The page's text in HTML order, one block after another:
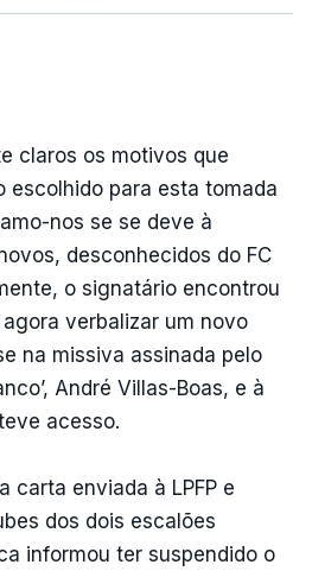
claros os motivos que
escolhido para esta tomada
nos se se deve à
desconhecidos do FC
o signatário encontrou
verbalizar um novo
na missiva assinada pelo
André Villas-Boas, e à
acesso.
carta enviada à LPFP e
dos dois escalões
informou ter suspendido o